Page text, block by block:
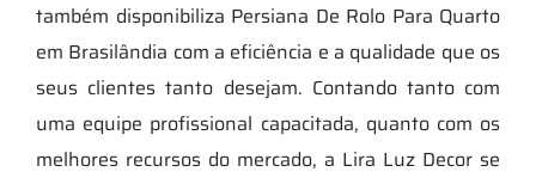
também disponibiliza Persiana De Rolo Para Quarto
em Brasilândia com a eficiência e a qualidade que os
seus clientes tanto desejam. Contando tanto com
uma equipe profissional capacitada, quanto com os
melhores recursos do mercado, a Lira Luz Decor se